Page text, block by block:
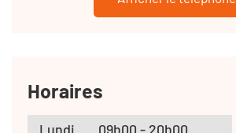
Horaires
Lundi
09h00 - 20h00